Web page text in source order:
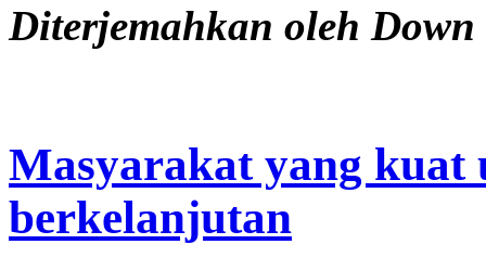
Diterjemahkan oleh
Masyarakat yang kuat
berkelanjutan